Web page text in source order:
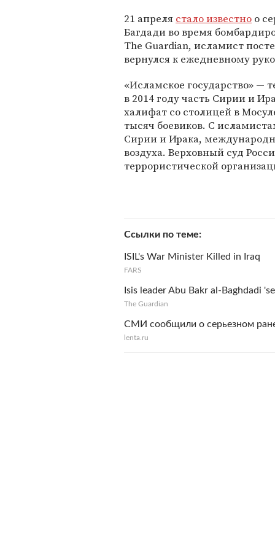
21 апреля стало известно о
Багдади во время
The Guardian, исламист
вернулся к ежедневному
«Исламское государство» —
в 2014 году часть Сирии и
халифат со столицей в
тысяч боевиков. С
Сирии и Ирака,
воздуха. Верховный суд
террористической
Ссылки по теме
ISIL's War Minister Killed in Iraq
FARS
Isis leader Abu Bakr al-Baghdadi
The Guardian
СМИ сообщили о серьезном
lenta.ru